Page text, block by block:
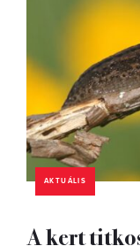
AKTUÁLIS
A kert